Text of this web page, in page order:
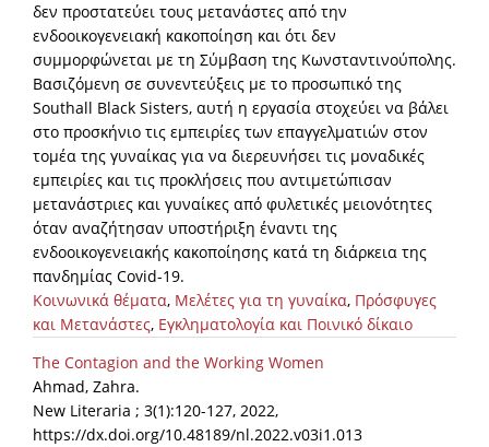
δεν προστατεύει τους μετανάστες από την
ενδοοικογενειακή κακοποίηση και ότι δεν
συμμορφώνεται με τη Σύμβαση της Κωνσταντινούπολης.
Βασιζόμενη σε συνεντεύξεις με το προσωπικό της
Southall Black Sisters, αυτή η εργασία στοχεύει να βάλει
στο προσκήνιο τις εμπειρίες των επαγγελματιών στον
τομέα της γυναίκας για να διερευνήσει τις μοναδικές
εμπειρίες και τις προκλήσεις που αντιμετώπισαν
μετανάστριες και γυναίκες από φυλετικές μειονότητες
όταν αναζήτησαν υποστήριξη έναντι της
ενδοοικογενειακής κακοποίησης κατά τη διάρκεια της
πανδημίας Covid-19.
Κοινωνικά θέματα, Μελέτες για τη γυναίκα, Πρόσφυγες
και Μετανάστες, Εγκληματολογία και Ποινικό δίκαιο
The Contagion and the Working Women
Ahmad, Zahra.
New Literaria ; 3(1):120-127, 2022,
https://dx.doi.org/10.48189/nl.2022.v03i1.013